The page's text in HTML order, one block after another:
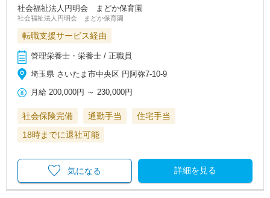
社会福祉法人円明会 まどか保育園
社会福祉法人円明会 まどか保育園
転職支援サービス経由
管理栄養士・栄養士 / 正職員
埼玉県 さいたま市中央区 円阿弥7-10-9
月給 200,000円 ～ 230,000円
社会保険完備 通勤手当
住宅手当
18時までに退社可能
詳細を見る
気になる